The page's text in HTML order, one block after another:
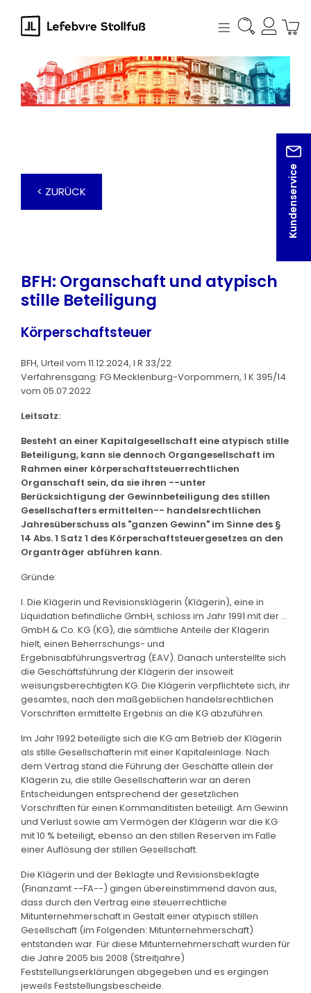
springen
Kundenservice
< ZURÜCK
BFH: Organschaft und atypisch
stille Beteiligung
Körperschaftsteuer
BFH, Urteil vom 11.12.2024, I R 33/22
Verfahrensgang: FG Mecklenburg-Vorpommern, 1 K 395/14
vom 05.07.2022
Leitsatz:
Besteht an einer Kapitalgesellschaft eine atypisch stille
Beteiligung, kann sie dennoch Organgesellschaft im
Rahmen einer körperschaftsteuerrechtlichen
Organschaft sein, da sie ihren --unter
Berücksichtigung der Gewinnbeteiligung des stillen
Gesellschafters ermittelten-- handelsrechtlichen
Jahresüberschuss als "ganzen Gewinn" im Sinne des §
14 Abs. 1 Satz 1 des Körperschaftsteuergesetzes an den
Organträger abführen kann.
Gründe:
I. Die Klägerin und Revisionsklägerin (Klägerin), eine in
Liquidation befindliche GmbH, schloss im Jahr 1991 mit der ...
GmbH & Co. KG (KG), die sämtliche Anteile der Klägerin
hielt, einen Beherrschungs- und
Ergebnisabführungsvertrag (EAV). Danach unterstellte sich
die Geschäftsführung der Klägerin der insoweit
weisungsberechtigten KG. Die Klägerin verpflichtete sich, ihr
gesamtes, nach den maßgeblichen handelsrechtlichen
Vorschriften ermittelte Ergebnis an die KG abzuführen.
Im Jahr 1992 beteiligte sich die KG am Betrieb der Klägerin
als stille Gesellschafterin mit einer Kapitaleinlage. Nach
dem Vertrag stand die Führung der Geschäfte allein der
Klägerin zu, die stille Gesellschafterin war an deren
Entscheidungen entsprechend der gesetzlichen
Vorschriften für einen Kommanditisten beteiligt. Am Gewinn
und Verlust sowie am Vermögen der Klägerin war die KG
mit 10 % beteiligt, ebenso an den stillen Reserven im Falle
einer Auflösung der stillen Gesellschaft.
Die Klägerin und der Beklagte und Revisionsbeklagte
(Finanzamt --FA--) gingen übereinstimmend davon aus,
dass durch den Vertrag eine steuerrechtliche
Mitunternehmerschaft in Gestalt einer atypisch stillen
Gesellschaft (im Folgenden: Mitunternehmerschaft)
entstanden war. Für diese Mitunternehmerschaft wurden für
die Jahre 2005 bis 2008 (Streitjahre)
Feststellungserklärungen abgegeben und es ergingen
jeweils Feststellungsbescheide.